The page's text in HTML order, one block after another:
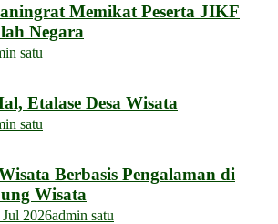
Memikat Peserta JIKF
Negara
satu
Etalase Desa Wisata
satu
Berbasis Pengalaman di
Wisata
2026admin satu